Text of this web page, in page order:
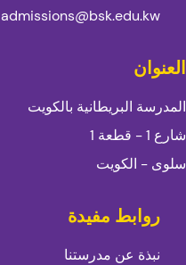
admissions@bsk.edu.kw
العنوان
المدرسة البريطانية بالكويت
شارع 1 - قطعة 1
سلوى - الكويت
روابط مفيدة
نبذة عن مدرستنا